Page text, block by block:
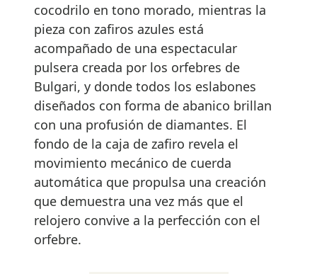
cocodrilo en tono morado, mientras la
pieza con zafiros azules está
acompañado de una espectacular
pulsera creada por los orfebres de
Bulgari, y donde todos los eslabones
diseñados con forma de abanico brillan
con una profusión de diamantes. El
fondo de la caja de zafiro revela el
movimiento mecánico de cuerda
automática que propulsa una creación
que demuestra una vez más que el
relojero convive a la perfección con el
orfebre.